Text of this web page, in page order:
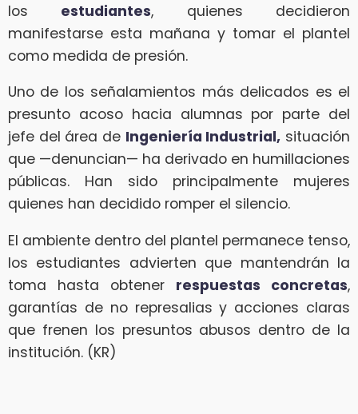
los estudiantes, quienes decidieron
manifestarse esta mañana y tomar el plantel
como medida de presión.
Uno de los señalamientos más delicados es el
presunto acoso hacia alumnas por parte del
jefe del área de Ingeniería Industrial, situación
que —denuncian— ha derivado en humillaciones
públicas. Han sido principalmente mujeres
quienes han decidido romper el silencio.
El ambiente dentro del plantel permanece tenso,
los estudiantes advierten que mantendrán la
toma hasta obtener respuestas concretas,
garantías de no represalias y acciones claras
que frenen los presuntos abusos dentro de la
institución. (KR)